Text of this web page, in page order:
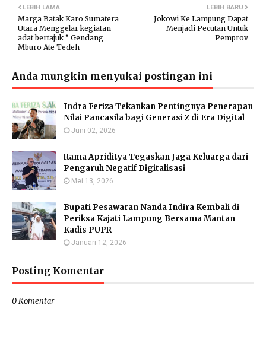
LEBIH BARU
Jokowi Ke Lampung Dapat
Menjadi Pecutan Untuk
Pemprov
LEBIH LAMA
Marga Batak Karo Sumatera
Utara Menggelar kegiatan
adat bertajuk “ Gendang
Mburo Ate Tedeh
Anda mungkin menyukai postingan ini
Indra Feriza Tekankan Pentingnya Penerapan
Nilai Pancasila bagi Generasi Z di Era Digital
Juni 02, 2026
Rama Apriditya Tegaskan Jaga Keluarga dari
Pengaruh Negatif Digitalisasi
Mei 13, 2026
Bupati Pesawaran Nanda Indira Kembali di
Periksa Kajati Lampung Bersama Mantan
Kadis PUPR
Januari 12, 2026
Posting Komentar
0 Komentar